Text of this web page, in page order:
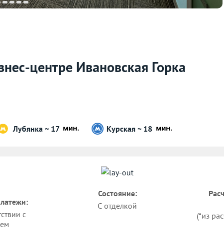
центре Ивановская Горка
Лубянка ~ 17 Курская ~ 18
с
Состояние:
С отделкой
(*из